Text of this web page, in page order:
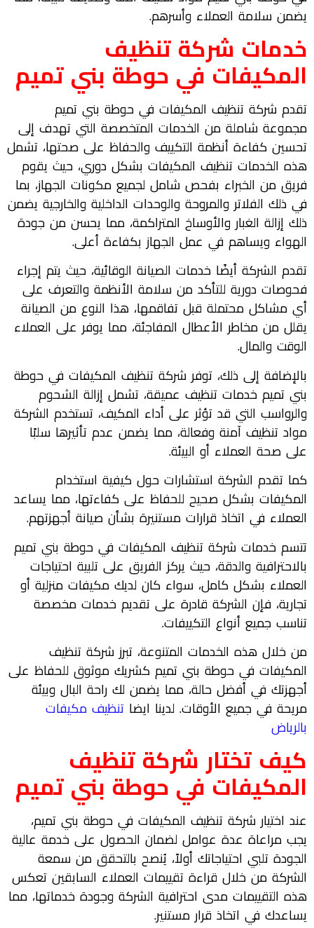
يضمن سلامة العملاء وأسرهم.
خدمات شركة تنظيف
المكيفات في حوطة بني تميم
تقدم شركة تنظيف المكيفات في حوطة بني تميم
مجموعة شاملة من الخدمات المتخصصة التي تهدف إلى
تحسين كفاءة أنظمة التكييف والحفاظ على صحتها، تشمل
هذه الخدمات تنظيف المكيفات بشكل دوري، حيث يقوم
فريق من الخبراء بفحص شامل لجميع مكونات الجهاز، بما
في ذلك الفلاتر والمروحة والوحدات الداخلية والخارجية يضمن
ذلك إزالة الغبار والأوساخ المتراكمة، مما يحسن من جودة
الهواء ويساهم في عمل الجهاز بكفاءة أعلى.
تقدم الشركة أيضًا خدمات الصيانة الوقائية، حيث يتم إجراء
فحوصات دورية للتأكد من سلامة الأنظمة والتعرف على
أي مشاكل محتملة قبل تفاقمها، هذا النوع من الصيانة
يقلل من مخاطر الأعطال المفاجئة، مما يوفر على العملاء
الوقت والمال.
بالإضافة إلى ذلك، توفر شركة تنظيف المكيفات في حوطة
بني تميم خدمات تنظيف عميقة، تشمل إزالة الشحوم
والرواسب التي قد تؤثر على أداء المكيف، تستخدم الشركة
مواد تنظيف آمنة وفعالة، مما يضمن عدم تأثيرها سلبًا
على صحة العملاء أو البيئة.
كما تقدم الشركة استشارات حول كيفية استخدام
المكيفات بشكل صحيح للحفاظ على كفاءتها، مما يساعد
العملاء في اتخاذ قرارات مستنيرة بشأن صيانة أجهزتهم.
تتسم خدمات شركة تنظيف المكيفات في حوطة بني تميم
بالاحترافية والدقة، حيث يركز الفريق على تلبية احتياجات
العملاء بشكل كامل، سواء كان لديك مكيفات منزلية أو
تجارية، فإن الشركة قادرة على تقديم خدمات مخصصة
تناسب جميع أنواع التكييفات.
من خلال هذه الخدمات المتنوعة، تبرز شركة تنظيف
المكيفات في حوطة بني تميم كشريك موثوق للحفاظ على
أجهزتك في أفضل حالة، مما يضمن لك راحة البال وبيئة
مريحة في جميع الأوقات. لدينا ايضا تنظيف مكيفات
بالرياض
كيف تختار شركة تنظيف
المكيفات في حوطة بني تميم
عند اختيار شركة تنظيف المكيفات في حوطة بني تميم،
يجب مراعاة عدة عوامل لضمان الحصول على خدمة عالية
الجودة تلبي احتياجاتك أولاً، يُنصح بالتحقق من سمعة
الشركة من خلال قراءة تقييمات العملاء السابقين تعكس
هذه التقييمات مدى احترافية الشركة وجودة خدماتها، مما
يساعدك في اتخاذ قرار مستنير.